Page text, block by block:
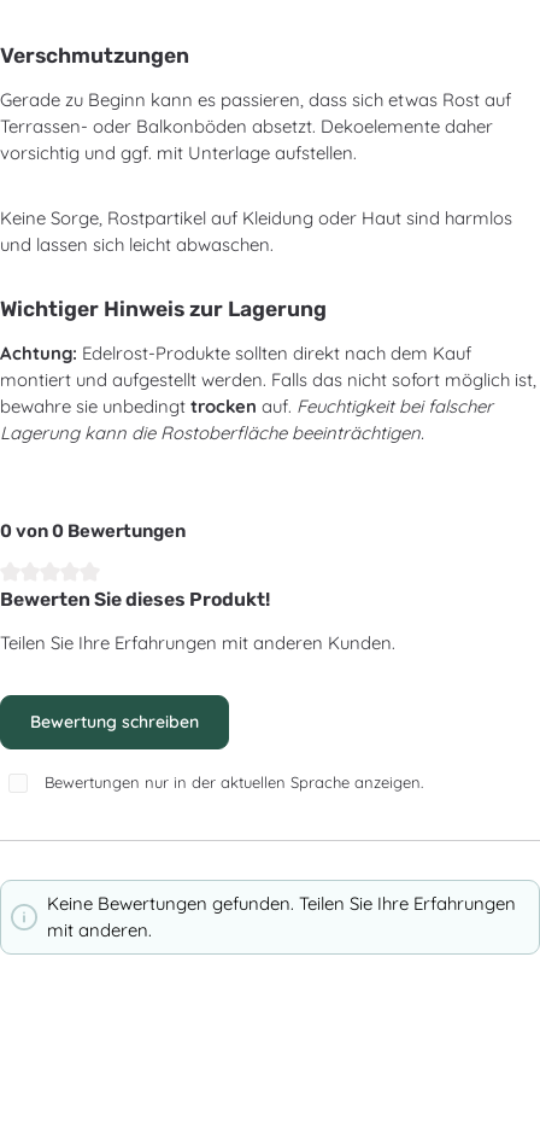
Verschmutzungen
Gerade zu Beginn kann es passieren, dass sich etwas Rost auf
Terrassen- oder Balkonböden absetzt. Dekoelemente daher
vorsichtig und ggf. mit Unterlage aufstellen.
Keine Sorge, Rostpartikel auf Kleidung oder Haut sind harmlos
und lassen sich leicht abwaschen.
Wichtiger Hinweis zur Lagerung
Achtung: Edelrost-Produkte sollten direkt nach dem Kauf
montiert und aufgestellt werden. Falls das nicht sofort möglich ist,
bewahre sie unbedingt trocken auf. Feuchtigkeit bei falscher
Lagerung kann die Rostoberfläche beeinträchtigen.
0 von 0 Bewertungen
Durchschnittliche Bewertung von 0 von 5 Sternen
Bewerten Sie dieses Produkt!
Teilen Sie Ihre Erfahrungen mit anderen Kunden.
Bewertung schreiben
Bewertungen nur in der aktuellen Sprache anzeigen.
Keine Bewertungen gefunden. Teilen Sie Ihre Erfahrungen
mit anderen.